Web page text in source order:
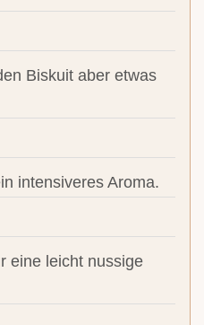
Biskuit aber etwas
intensiveres Aroma.
eine leicht nussige